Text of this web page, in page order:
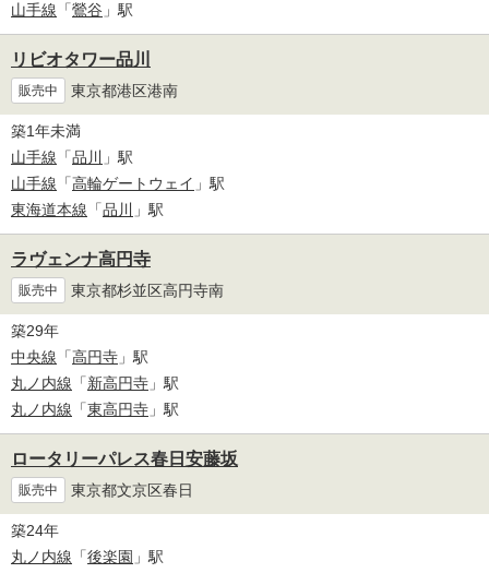
山手線 「鶯谷 」駅
リビオタワー品川
販売中 東京都港区港南
築1年未満
山手線 「品川
」駅
山手線 「高輪ゲートウェイ 」駅
東海道本線 「品川 」駅
ラヴェンナ高円寺
販売中 東京都杉並区高円寺南
築29年
中央線 「高円寺 」駅
丸ノ内線 「新高円寺 」駅
丸ノ内線 「東高円寺 」駅
ロータリーパレス春日安藤坂
販売中 東京都文京区春日
築24年
丸ノ内線 「後楽園 」駅